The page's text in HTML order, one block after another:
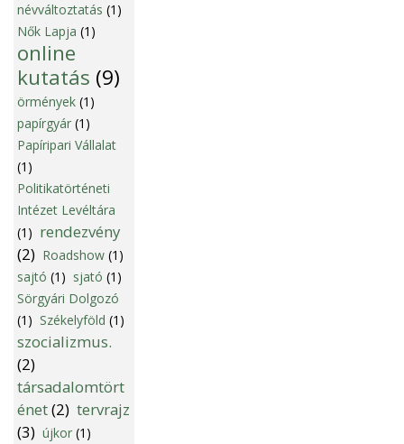
névváltoztatás (1)
Nők Lapja (1)
online
kutatás (9)
örmények (1)
papírgyár (1)
Papíripari Vállalat
(1)
Politikatörténeti
Intézet Levéltára
(1) rendezvény
(2) Roadshow (1)
sajtó (1) sjató (1)
Sörgyári Dolgozó
(1) Székelyföld (1)
szocializmus.
(2)
társadalomtört
énet(2) tervrajz
(3) újkor (1)